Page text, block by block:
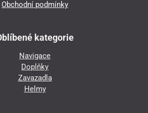
Obchodní podmínky
kategorie
Navigace
Doplňky
Zavazadla
Helmy